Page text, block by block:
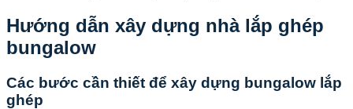
Hướng dẫn xây dựng nhà lắp ghép
bungalow
Các bước cần thiết để xây dựng bungalow lắp
ghép